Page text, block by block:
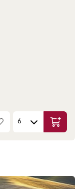
Ajouter